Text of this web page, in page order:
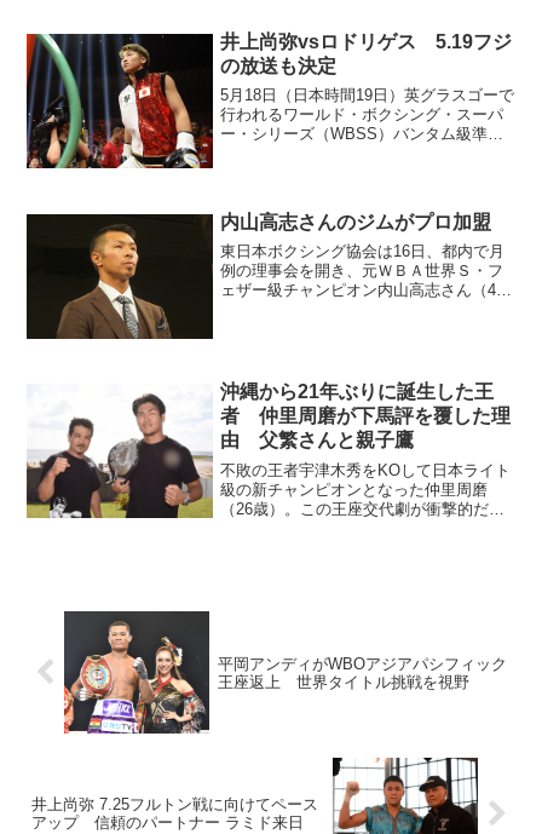
ック王座は3度目、日本王座は2度目、
OPBF王座は初...
井上尚弥vsロドリゲス 5.19フジ
の放送も決定
5月18日（日本時間19日）英グラスゴーで
行われるワールド・ボクシング・スーパ
ー・シリーズ（WBSS）バンタム級準決
放送されるこ...
内山高志さんのジムがプロ加盟
東日本ボクシング協会は16日、都内で月
例の理事会を開き、元ＷＢＡ世界Ｓ・フ
ェザー級チャンピオン内山高志さん（45
沖縄から21年ぶりに誕生した王
者 仲里周磨が下馬評を覆した理
由 父繁さんと親子鷹
不敗の王者宇津木秀をKOして日本ライト
級の新チャンピオンとなった仲里周磨
（26歳）。この王座交代劇が衝撃的だっ
平岡アンディがWBOアジアパシフィック
王座返上 世界タイトル挑戦を視野
井上尚弥 7.25フルトン戦に向けてペース
アップ 信頼のパートナー ラミド来日